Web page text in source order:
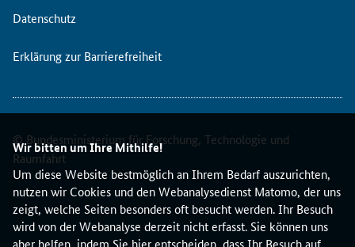
Wir bitten um Ihre Mithilfe!
Um diese Website bestmöglich an Ihrem Bedarf auszurichten,
nutzen wir Cookies und den Webanalysedienst Matomo, der uns
zeigt, welche Seiten besonders oft besucht werden. Ihr Besuch
wird von der Webanalyse derzeit nicht erfasst. Sie können uns
aber helfen, indem Sie hier entscheiden, dass Ihr Besuch auf
Datenschutz
Erklärung zur Barrierefreiheit
© Bundesministerium für Forschung, Technologie und
Raumfahrt